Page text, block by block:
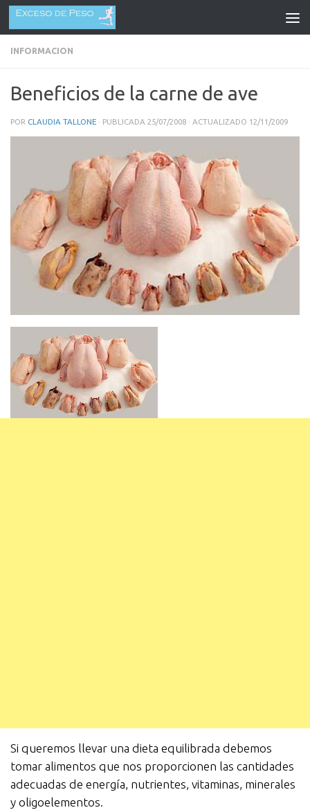
Saltar al contenido
INFORMACION
Beneficios de la carne de ave
POR CLAUDIA TALLONE · PUBLICADA 25/07/2008 · ACTUALIZADO 12/11/2009
Si queremos llevar una dieta equilibrada debemos
tomar alimentos que nos proporcionen las cantidades
adecuadas de energía, nutrientes, vitaminas, minerales
y oligoelementos.